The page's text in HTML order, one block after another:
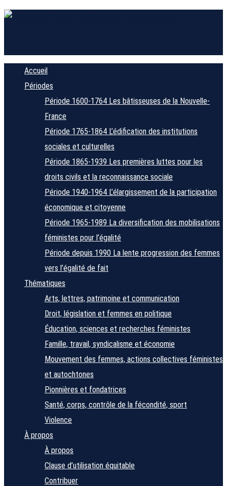
Accueil
Périodes
Période 1600-1764 Les bâtisseuses de la Nouvelle-
France
Période 1765-1864 L’édification des institutions
sociales et culturelles
Période 1865-1939 Les premières luttes pour les
droits civils et la reconnaissance sociale
Période 1940-1964 L’élargissement de la participation
économique et citoyenne
Période 1965-1989 La diversification des mobilisations
féministes pour l’égalité
Période depuis 1990 La lente progression des femmes
vers l’égalité de fait
Thématiques
Arts, lettres, patrimoine et communication
Droit, législation et femmes en politique
Éducation, sciences et recherches féministes
Famille, travail, syndicalisme et économie
Mouvement des femmes, actions collectives féministes
et autochtones
Pionnières et fondatrices
Santé, corps, contrôle de la fécondité, sport
Violence
À propos
À propos
Clause d’utilisation équitable
Contribuer